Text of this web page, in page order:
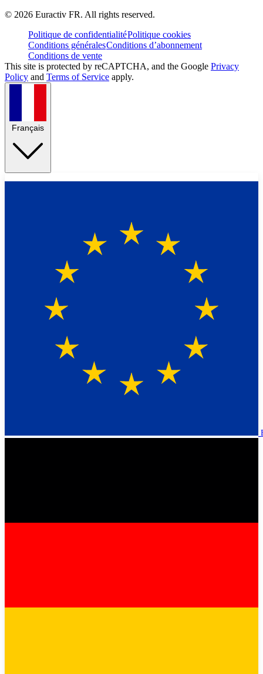
© 2026 Euractiv FR. All rights reserved.
Politique de confidentialitéPolitique cookies
Conditions généralesConditions d’abonnement
Conditions de vente
This site is protected by reCAPTCHA, and the Google Privacy
Policy and Terms of Service apply.
Français